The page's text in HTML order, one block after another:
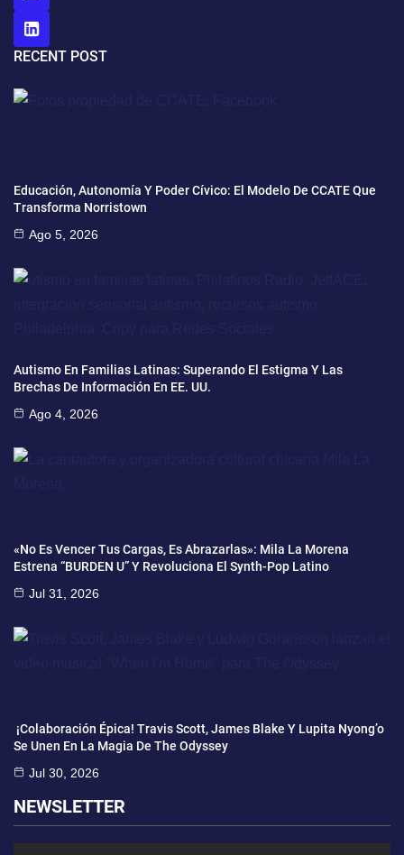
RECENT POST
Educación, Autonomía Y Poder Cívico: El Modelo De CCATE Que
Transforma Norristown
Ago 5, 2026
Autismo En Familias Latinas: Superando El Estigma Y Las
Brechas De Información En EE. UU.
Ago 4, 2026
«No Es Vencer Tus Cargas, Es Abrazarlas»: Mila La Morena
Estrena “BURDEN U” Y Revoluciona El Synth-Pop Latino
Jul 31, 2026
¡Colaboración Épica! Travis Scott, James Blake Y Lupita Nyong’o
Se Unen En La Magia De The Odyssey
Jul 30, 2026
NEWSLETTER